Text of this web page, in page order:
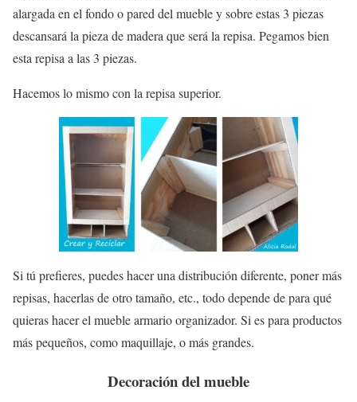
alargada en el fondo o pared del mueble y sobre estas 3 piezas
descansará la pieza de madera que será la repisa. Pegamos bien
esta repisa a las 3 piezas.
Hacemos lo mismo con la repisa superior.
Si tú prefieres, puedes hacer una distribución diferente, poner más
repisas, hacerlas de otro tamaño, etc., todo depende de para qué
quieras hacer el mueble armario organizador. Si es para productos
más pequeños, como maquillaje, o más grandes.
Decoración del mueble